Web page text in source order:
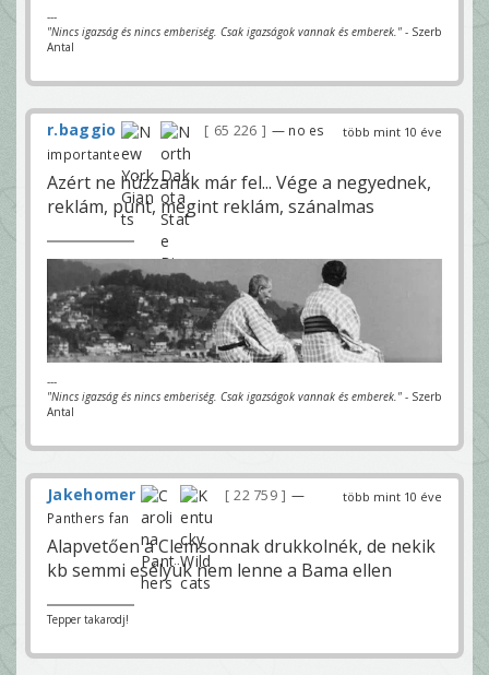
---
"Nincs igazság és nincs emberiség. Csak igazságok vannak és emberek." - Szerb
Antal
több mint 10 éve
r.baggio 65 226
— no es
importante
Azért ne húzzanak már fel... Vége a negyednek,
reklám, punt, megint reklám, szánalmas
---
"Nincs igazság és nincs emberiség. Csak igazságok vannak és emberek." - Szerb
Antal
több mint 10 éve
Jakehomer 22 759
—
Panthers fan
Alapvetően a Clemsonnak drukkolnék, de nekik
kb semmi esélyük nem lenne a Bama ellen
Tepper takarodj!